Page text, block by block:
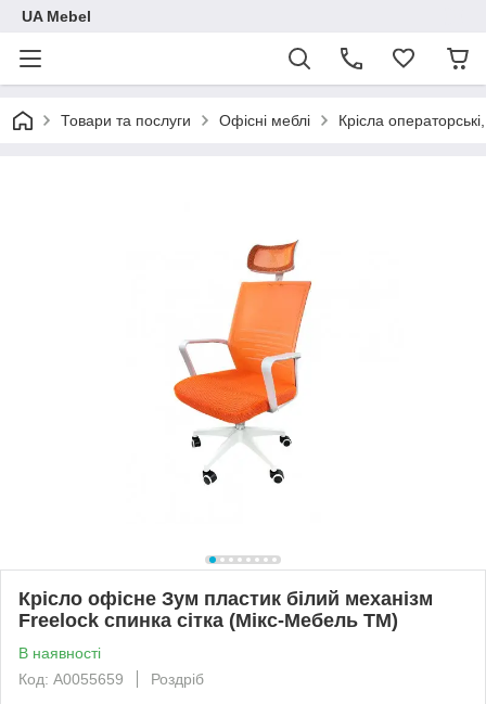
UA Mebel
Товари та послуги Офісні меблі Крісла
Крісло офісне Зум пластик білий механізм
Freelock спинка сітка (Мікс-Мебель ТМ)
В наявності
Код: А0055659
Роздріб